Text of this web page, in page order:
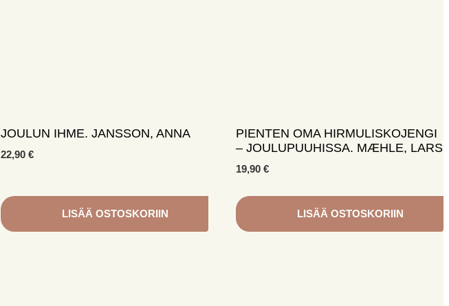
JOULUN IHME. JANSSON, ANNA
22,90 €
LISÄÄ OSTOSKORIIN
PIENTEN OMA HIRMULISKOJENGI
– JOULUPUUHISSA. MÆHLE, LARS
19,90 €
LISÄÄ OSTOSKORIIN